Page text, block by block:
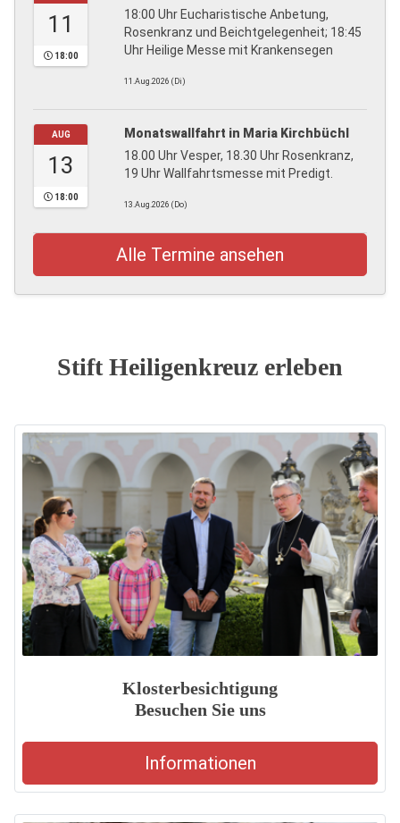
11
18:00
18:00 Uhr Eucharistische Anbetung,
Rosenkranz und Beichtgelegenheit; 18:45
Uhr Heilige Messe mit Krankensegen
11.Aug.2026 (Di)
AUG
13
18:00
Monatswallfahrt in Maria Kirchbüchl
18.00 Uhr Vesper, 18.30 Uhr Rosenkranz,
19 Uhr Wallfahrtsmesse mit Predigt.
13.Aug.2026 (Do)
Alle Termine ansehen
Stift Heiligenkreuz erleben
Klosterbesichtigung
Besuchen Sie uns
Informationen